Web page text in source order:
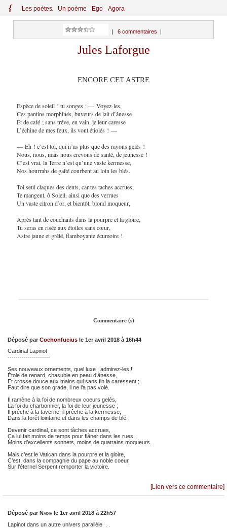
{ Les poètes Un poème Ego Agora
6 commentaires
Jules Laforgue
ENCORE CET ASTRE
Espèce de soleil ! tu songes : — Voyez-les,
Ces pantins morphinés, buveurs de lait d’ânesse
Et de café ; sans trêve, en vain, je leur caresse
L’échine de mes feux, ils vont étiolés ! —
— Eh ! c’est toi, qui n’as plus que des rayons gelés !
Nous, nous, mais nous crevons de santé, de jeunesse !
C’est vrai, la Terre n’est qu’une vaste kermesse,
Nos hourrahs de gaîté courbent au loin les blés.
Toi seul claques des dents, car tes taches accrues,
Te mangent, ô Soleil, ainsi que des verrues
Un vaste citron d’or, et bientôt, blond moqueur,
Après tant de couchants dans la pourpre et la gloire,
Tu seras en risée aux étoiles sans cœur,
Astre jaune et grêlé, flamboyante écumoire !
Commentaire (s)
Déposé par Cochonfucius le 1er avril 2018 à 16h44
Cardinal Lapinot
---------------------
Ses nouveaux ornements, quel luxe ; admirez-les !
Étole de renard, chasuble en peau d’ânesse,
Et crosse douce aux mains qui sans fin la caressent ;
Faut dire que son grade, il ne l’a pas volé.
Il ramène à la foi de nombreux coeurs gelés,
La foi du charbonnier, la foi de leur jeunesse ;
Il prêche à la taverne, il prêche à la kermesse,
Dans la forêt lointaine et dans les champs de blé.
Devenir cardinal, ce sont tâches accrues,
Ça lui fait moins de temps pour flâner dans les rues,
Moins d’excellents sonnets, moins de quatrains moqueurs.
Mais c’est le Vatican dans la pourpre et la gloire,
C’est, dans la compagnie du pape au noble coeur,
Sur l’éternel Serpent remporter la victoire.
[Lien vers ce commentaire]
Déposé par Nadia le 1er avril 2018 à 22h57
Lapinot dans un autre univers parallèle . .